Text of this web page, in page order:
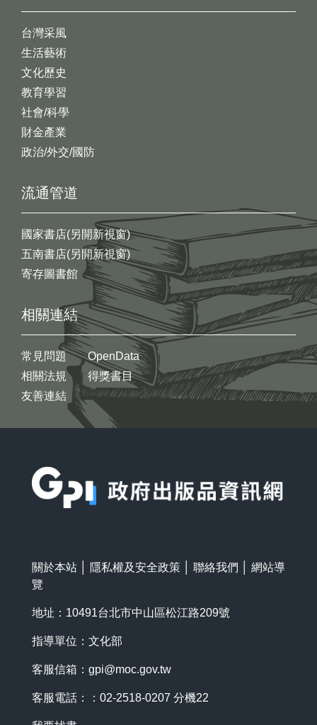
台灣采風
生活藝術
文化歷史
教育學習
社會/科學
財金產業
政治/外交/國防
流通管道
國家書店(另開新視窗)
五南書店(另開新視窗)
寄存圖書館
相關連結
常見問題
相關法規
友善連結
OpenData
得獎書目
關於本站 隱私權及安全政策 聯絡我們
網站導
覽
地址：10491台北市中山區松江路209號
指導單位：文化部
客服信箱： gpi@moc.gov.tw
客服電話：：02-2518-0207 分機22